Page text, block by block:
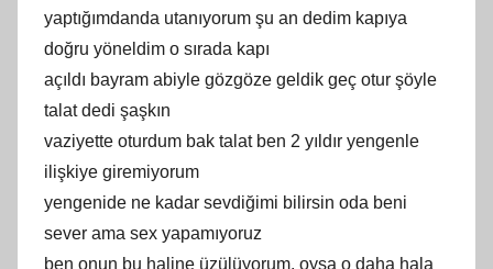
yaptığımdanda utanıyorum şu an dedim kapıya
doğru yöneldim o sırada kapı
açıldı bayram abiyle gözgöze geldik geç otur şöyle
talat dedi şaşkın
vaziyette oturdum bak talat ben 2 yıldır yengenle
ilişkiye giremiyorum
yengenide ne kadar sevdiğimi bilirsin oda beni
sever ama sex yapamıyoruz
ben onun bu haline üzülüyorum. oysa o daha hala